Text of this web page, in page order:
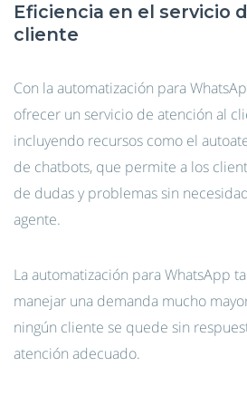
Eficiencia en el servicio
cliente
Con la automatización para
ofrecer un servicio de atención al
incluyendo recursos como el
de chatbots, que permite a los
de dudas y problemas sin
agente.
La automatización para WhatsApp
manejar una demanda mucho
ningún cliente se quede sin
atención adecuado.